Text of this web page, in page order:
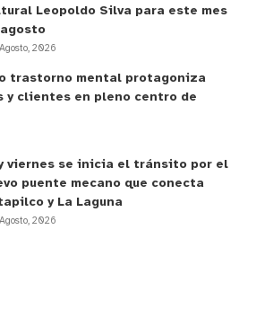
a mil plantas por hectárea, lo
manejo cuidadoso en los
en producción. Respecto a la
puede ser del orden de
son los valores que se están
los pequeños
conservero”.
un huerto alto a uno peatonal?
un huerto alto a uno
el empleo de escaleras
Leopoldo Silva para este mes
2026
trastorno mental protagoniza
y clientes en pleno centro de
viernes se inicia el tránsito por el
puente mecano que conecta
y La Laguna
2026